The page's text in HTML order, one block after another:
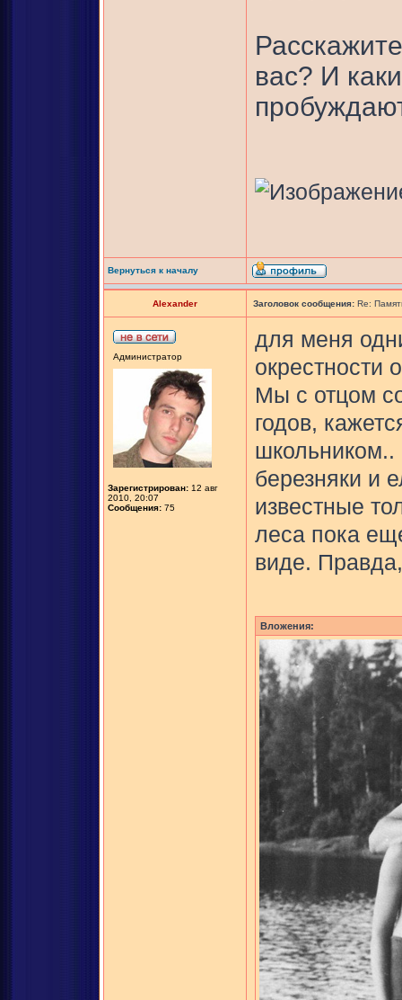
вас? И
Вернуться к началу
Alexander Заголовок сообщения: Re:
Администратор
Зарегистрирован: 12 авг
2010, 20:07
Сообщения: 75
для меня
окрестности
Мы с отцом
годов,
березняки и
известные
леса пока
виде.
Вложения: